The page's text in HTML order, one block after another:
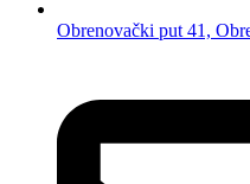
Obrenovački put 41,